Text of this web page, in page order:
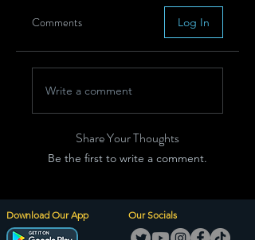
Comments Log In
Write a comment
Share Your Thoughts
Be the first to write a comment.
Download Our App Our Socials